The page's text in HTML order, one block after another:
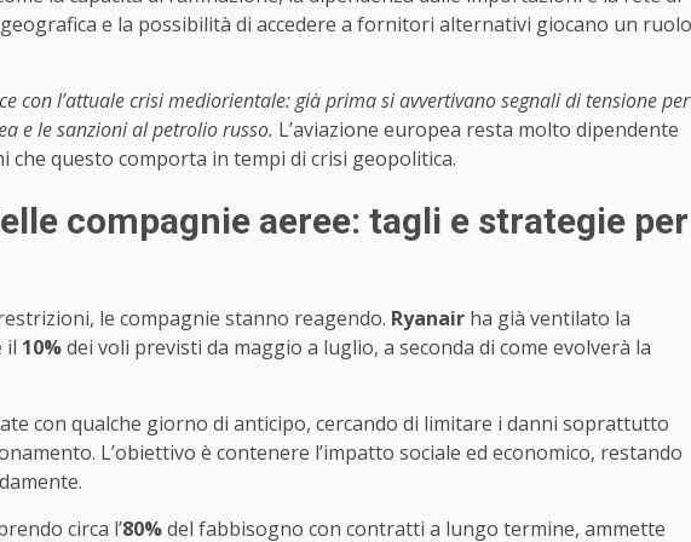
e la possibilità di accedere a fornitori alternativi giocano un ruolo
con l’attuale crisi mediorientale: già prima si avvertivano segnali di tensione per
e le sanzioni al petrolio russo. L’aviazione europea resta molto dipendente
questo comporta in tempi di crisi geopolitica.
compagnie aeree: tagli e strategie per
le compagnie stanno reagendo. Ryanair ha già ventilato la
il 10%dei voli previsti da maggio a luglio, a seconda di come evolverà la
con qualche giorno di anticipo, cercando di limitare i danni soprattutto
L’obiettivo è contenere l’impatto sociale ed economico, restando
circa l’80%del fabbisogno con contratti a lungo termine, ammette